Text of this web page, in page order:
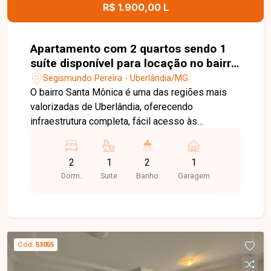
R$ 1.900,00 L
Apartamento com 2 quartos sendo 1
suíte disponível para locação no bairro
Santa Mônica em Uberlândia-MG
Segismundo Pereira - Uberlândia/MG
O bairro Santa Mônica é uma das regiões mais
valorizadas de Uberlândia, oferecendo
infraestrutura completa, fácil acesso às
supermercados, universidades, escolas,
farmácias, restaurantes, academias e diversos
serviços. Uma excelente opção para quem busca
sendo 1 suíte, banheiro social, área de serviço e
1 vaga de garagem. O apartamento possui
ambientes bem distribuídos, funcionais e
2
Dorm.
1
Suite
2
Banho
1
Garagem
Cód. 53055